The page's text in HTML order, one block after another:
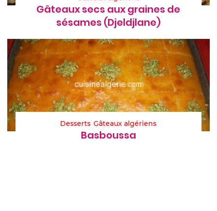
Gâteaux secs aux graines de
sésames (Djeldjlane)
Desserts Gâteaux algériens
Basboussa